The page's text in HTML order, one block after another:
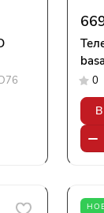
0